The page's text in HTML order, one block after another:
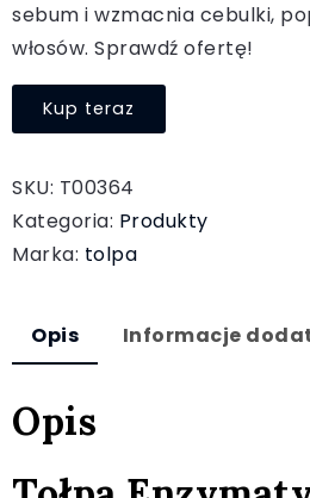
sebum i wzmacnia cebulki,
włosów. Sprawdź ofertę!
Kup teraz
SKU: T00364
Kategoria: Produkty
Marka: tolpa
Opis Informacje
Opis